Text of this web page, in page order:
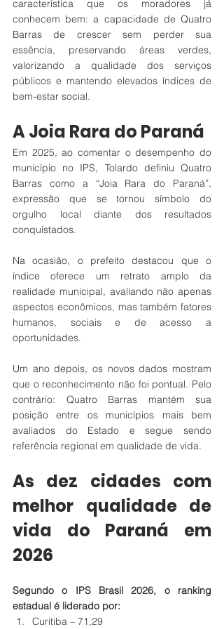
característica que os moradores já
conhecem bem: a capacidade de Quatro
Barras de crescer sem perder sua
essência, preservando áreas verdes,
valorizando a qualidade dos serviços
públicos e mantendo elevados índices de
bem-estar social.
A Joia Rara do Paraná
Em 2025, ao comentar o desempenho do
município no IPS, Tolardo definiu Quatro
Barras como a “Joia Rara do Paraná”,
expressão que se tornou símbolo do
orgulho local diante dos resultados
conquistados.
Na ocasião, o prefeito destacou que o
índice oferece um retrato amplo da
realidade municipal, avaliando não apenas
aspectos econômicos, mas também fatores
humanos, sociais e de acesso a
oportunidades.
Um ano depois, os novos dados mostram
que o reconhecimento não foi pontual. Pelo
contrário: Quatro Barras mantém sua
posição entre os municípios mais bem
avaliados do Estado e segue sendo
referência regional em qualidade de vida.
As dez cidades com
melhor qualidade de
vida do Paraná em
2026
Segundo o IPS Brasil 2026, o ranking
estadual é liderado por:
Curitiba – 71,29